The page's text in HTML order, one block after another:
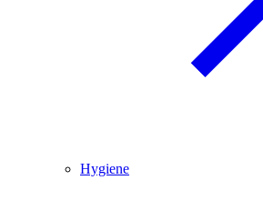
Hygiene